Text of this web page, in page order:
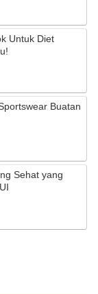
Untuk Diet
Buatan
Sehat yang